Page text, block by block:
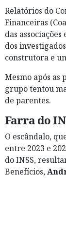
Relatórios do
Financeiras
das
dos
construtora e
Mesmo após as
grupo tentou
de parentes.
Farra do
O escândalo,
entre 2023 e
do INSS,
Benefícios,